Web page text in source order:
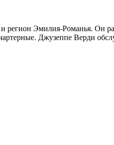
Эмилия-Романья. Он
Джузеппе Верди